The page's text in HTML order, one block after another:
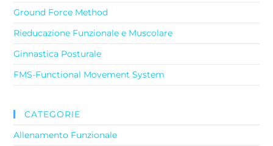
Ground Force Method
Rieducazione Funzionale e Muscolare
Ginnastica Posturale
FMS-Functional Movement System
CATEGORIE
Allenamento Funzionale